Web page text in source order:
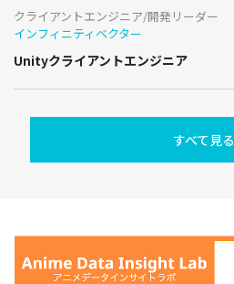
クライアントエンジニア/開発リーダー
インフィニティベクター
Unityクライアントエンジニア
すべて見る